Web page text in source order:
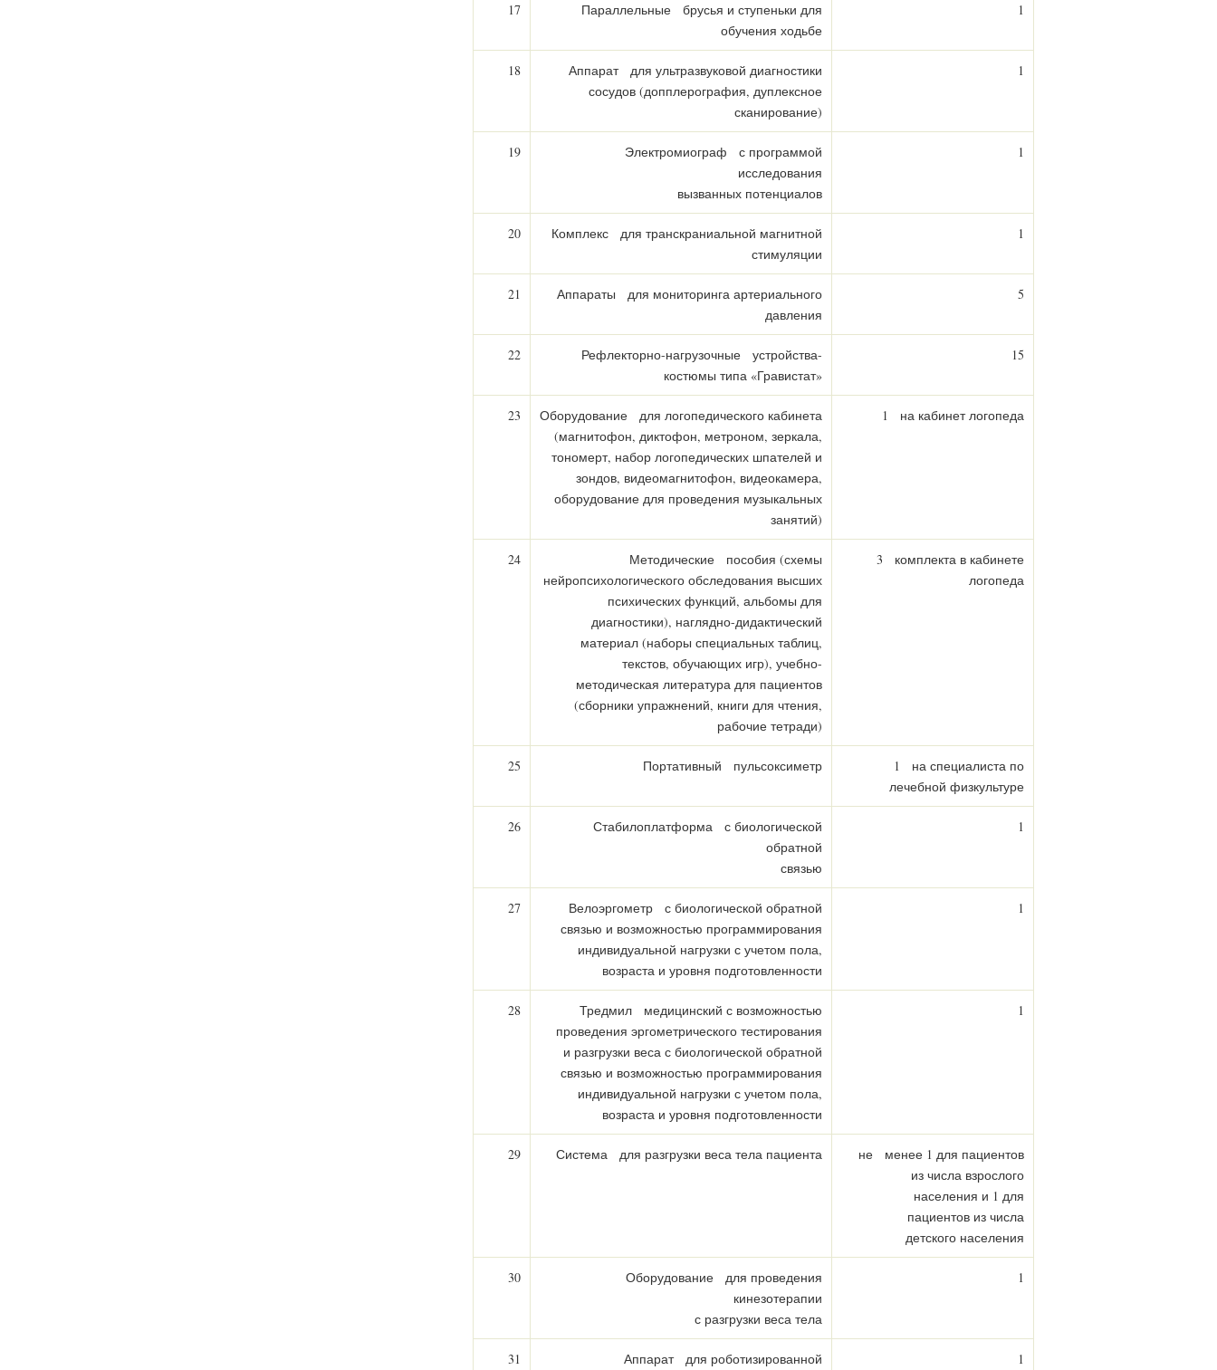
17
Параллельные брусья и ступеньки для
обучения ходьбе
1
18
Аппарат для ультразвуковой диагностики
сосудов (допплерография, дуплексное
сканирование)
1
19
Электромиограф с программой
исследования
вызванных потенциалов
1
20
Комплекс для транскраниальной магнитной
стимуляции
1
21
Аппараты для мониторинга артериального
давления
5
22
Рефлекторно-нагрузочные устройства-
костюмы типа «Гравистат»
15
23
Оборудование для логопедического кабинета
(магнитофон, диктофон, метроном, зеркала,
тономерт, набор логопедических шпателей и
зондов, видеомагнитофон, видеокамера,
оборудование для проведения музыкальных
занятий)
1 на кабинет логопеда
24
Методические пособия (схемы
нейропсихологического обследования высших
психических функций, альбомы для
диагностики), наглядно-дидактический
материал (наборы специальных таблиц,
текстов, обучающих игр), учебно-
методическая литература для пациентов
(сборники упражнений, книги для чтения,
рабочие тетради)
3 комплекта в кабинете
логопеда
25 Портативный пульсоксиметр
1 на специалиста по
лечебной физкультуре
26
Стабилоплатформа с биологической
обратной
связью
1
27
Велоэргометр с биологической обратной
связью и возможностью программирования
индивидуальной нагрузки с учетом пола,
возраста и уровня подготовленности
1
28
Тредмил медицинский с возможностью
проведения эргометрического тестирования
и разгрузки веса с биологической обратной
связью и возможностью программирования
индивидуальной нагрузки с учетом пола,
возраста и уровня подготовленности
1
29 Система для разгрузки веса тела пациента
не менее 1 для пациентов
из числа взрослого
населения и 1 для
пациентов из числа
детского населения
30
Оборудование для проведения
кинезотерапии
с разгрузки веса тела
1
31
Аппарат для роботизированной
1